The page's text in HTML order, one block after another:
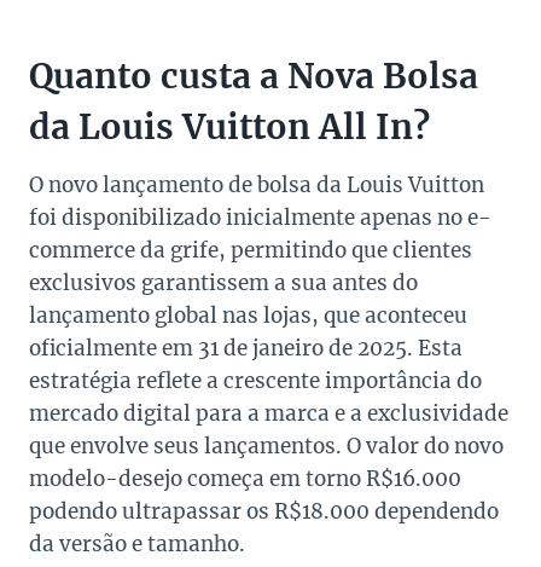
Quanto custa a Nova Bolsa
da Louis Vuitton All In?
O novo lançamento de bolsa da Louis Vuitton
foi disponibilizado inicialmente apenas no e-
commerce da grife, permitindo que clientes
exclusivos garantissem a sua antes do
lançamento global nas lojas, que aconteceu
oficialmente em 31 de janeiro de 2025. Esta
estratégia reflete a crescente importância do
mercado digital para a marca e a exclusividade
que envolve seus lançamentos. O valor do novo
modelo-desejo começa em torno R$16.000
podendo ultrapassar os R$18.000 dependendo
da versão e tamanho.